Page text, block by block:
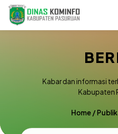
Kabar dan informasi
Kabupaten
Home /